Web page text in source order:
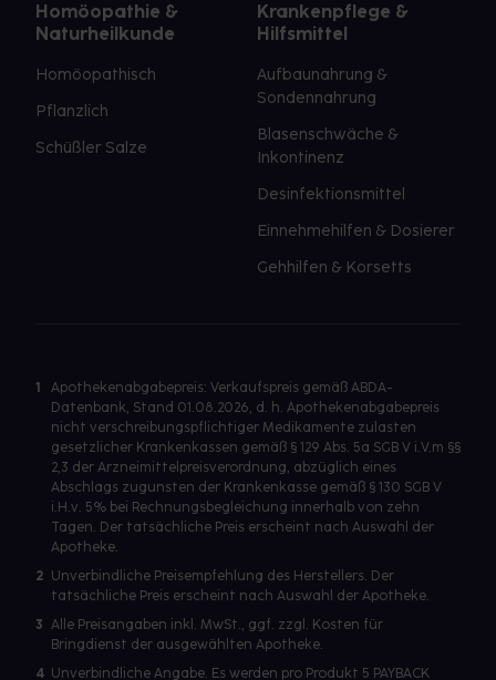
Homöopathie &
Naturheilkunde
Homöopathisch
Pflanzlich
Schüßler Salze
Krankenpflege &
Hilfsmittel
Aufbaunahrung &
Sondennahrung
Blasenschwäche &
Inkontinenz
Desinfektionsmittel
Einnehmehilfen & Dosierer
Gehhilfen & Korsetts
1
Apothekenabgabepreis: Verkaufspreis gemäß ABDA-
Datenbank, Stand 01.08.2026, d. h. Apothekenabgabepreis
nicht verschreibungspflichtiger Medikamente zulasten
gesetzlicher Krankenkassen gemäß § 129 Abs. 5a SGB V i.V.m §§
2,3 der Arzneimittelpreisverordnung, abzüglich eines
Abschlags zugunsten der Krankenkasse gemäß § 130 SGB V
i.H.v. 5% bei Rechnungsbegleichung innerhalb von zehn
Tagen. Der tatsächliche Preis erscheint nach Auswahl der
Apotheke.
2 Unverbindliche Preisempfehlung des Herstellers. Der
tatsächliche Preis erscheint nach Auswahl der Apotheke.
3 Alle Preisangaben inkl. MwSt., ggf. zzgl. Kosten für
Bringdienst der ausgewählten Apotheke.
4 Unverbindliche Angabe. Es werden pro Produkt 5 PAYBACK